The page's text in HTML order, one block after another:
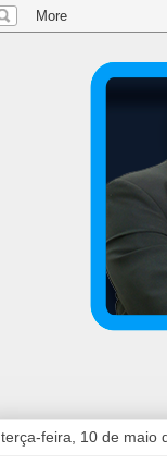
terça-feira, 10 de maio